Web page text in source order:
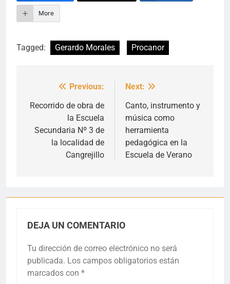
More
Tagged: Gerardo Morales Procanor
Navegación
de
entradas
Previous:
Recorrido de obra de
la Escuela
Secundaria Nº 3 de
la localidad de
Cangrejillo
Next:
Canto, instrumento y
música como
herramienta
pedagógica en la
Escuela de Verano
DEJA UN COMENTARIO
Tu dirección de correo electrónico no será
publicada. Los campos obligatorios están
marcados con *